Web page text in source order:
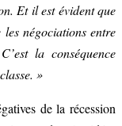
Et il est évident que
les négociations entre
la conséquence
»
de la récession